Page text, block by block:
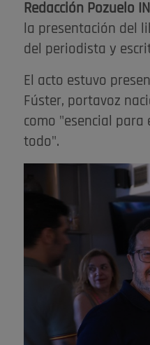
Redacción Pozuelo
la presentación del
del periodista y
El acto estuvo
Fúster, portavoz
como "esencial
todo".